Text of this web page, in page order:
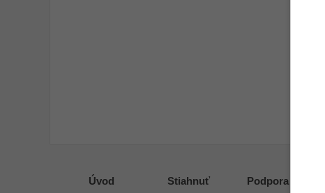
Úvod
Stiahnuť
Podpora